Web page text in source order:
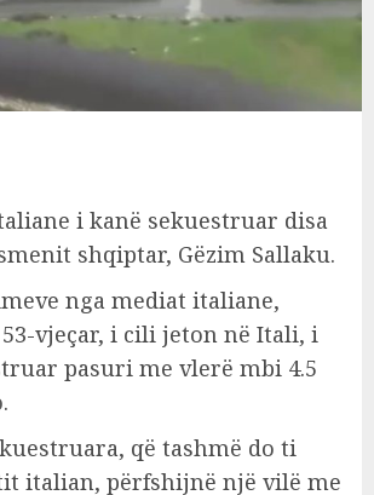
i kanë sekuestruar disa
shqiptar, Gëzim Sallaku.
nga mediat italiane,
vjeçar, i cili jeton në Itali, i
pasuri me vlerë mbi 4.5
që tashmë do ti
italian, përfshijnë një vilë me